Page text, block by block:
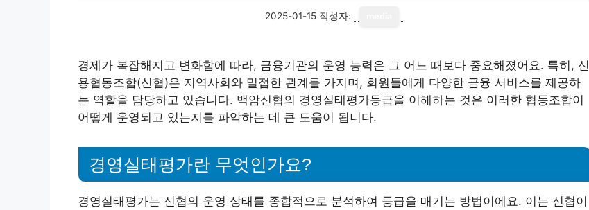
2025-01-15 작성자:
경제가 복잡해지고 변화함에 따라, 금융기관의 운영 능력은 그 어느 때보다 중요해졌어요. 특히, 신
용협동조합(신협)은 지역사회와 밀접한 관계를 가지며, 회원들에게 다양한 금융 서비스를 제공하
는 역할을 담당하고 있습니다. 백암신협의 경영실태평가등급을 이해하는 것은 이러한 협동조합이
어떻게 운영되고 있는지를 파악하는 데 큰 도움이 됩니다.
경영실태평가란 무엇인가요?
경영실태평가는 신협의 운영 상태를 종합적으로 분석하여 등급을 매기는 방법이에요. 이는 신협이